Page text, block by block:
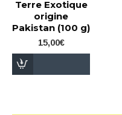
Terre Exotique
origine
Pakistan (100 g)
15,00€